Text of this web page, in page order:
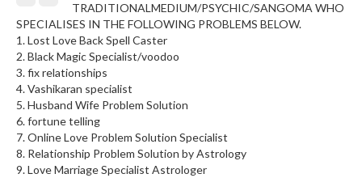
TRADITIONALMEDIUM/PSYCHIC/SANGOMA WHO
SPECIALISES IN THE FOLLOWING PROBLEMS BELOW.
1. Lost Love Back Spell Caster
2. Black Magic Specialist/voodoo
3. fix relationships
4. Vashikaran specialist
5. Husband Wife Problem Solution
6. fortune telling
7. Online Love Problem Solution Specialist
8. Relationship Problem Solution by Astrology
9. Love Marriage Specialist Astrologer